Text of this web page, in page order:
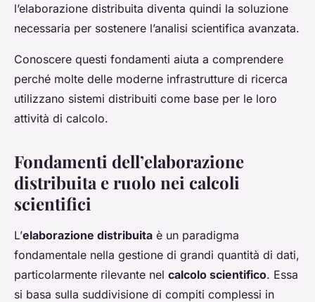
l’elaborazione distribuita diventa quindi la soluzione
necessaria per sostenere l’analisi scientifica avanzata.
Conoscere questi fondamenti aiuta a comprendere
perché molte delle moderne infrastrutture di ricerca
utilizzano sistemi distribuiti come base per le loro
attività di calcolo.
Fondamenti dell’elaborazione
distribuita e ruolo nei calcoli
scientifici
L’elaborazione distribuita è un paradigma
fondamentale nella gestione di grandi quantità di dati,
particolarmente rilevante nel calcolo scientifico. Essa
si basa sulla suddivisione di compiti complessi in